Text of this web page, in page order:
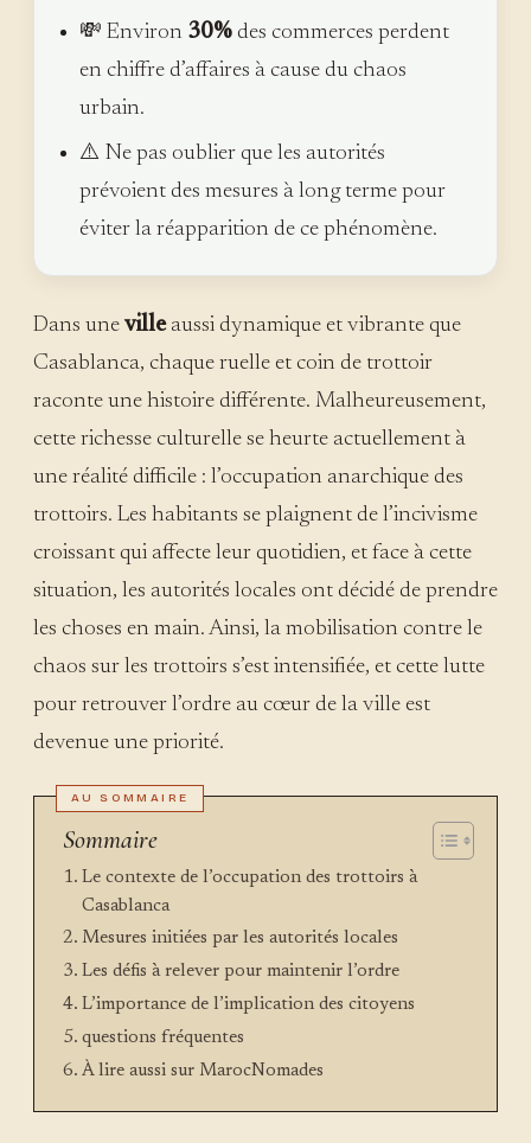
💸 Environ 30% des commerces perdent
en chiffre d’affaires à cause du chaos
urbain.
⚠️ Ne pas oublier que les autorités
prévoient des mesures à long terme pour
éviter la réapparition de ce phénomène.
Dans une villeaussi dynamique et vibrante que
Casablanca, chaque ruelle et coin de trottoir
raconte une histoire différente. Malheureusement,
cette richesse culturelle se heurte actuellement à
une réalité difficile : l’occupation anarchique des
trottoirs. Les habitants se plaignent de l’incivisme
croissant qui affecte leur quotidien, et face à cette
situation, les autorités locales ont décidé de prendre
les choses en main. Ainsi, la mobilisation contre le
chaos sur les trottoirs s’est intensifiée, et cette lutte
pour retrouver l’ordre au cœur de la ville est
devenue une priorité.
Sommaire
Le contexte de l’occupation des trottoirs à
Casablanca
Mesures initiées par les autorités locales
Les défis à relever pour maintenir l’ordre
L’importance de l’implication des citoyens
questions fréquentes
À lire aussi sur MarocNomades